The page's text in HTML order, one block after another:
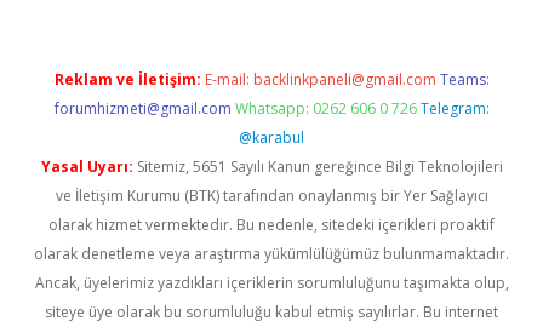
Reklam ve İletişim: E-mail: backlinkpaneli@gmail.com Teams:
forumhizmeti@gmail.com Whatsapp: 0262 606 0 726 Telegram:
@karabul
Yasal Uyarı: Sitemiz, 5651 Sayılı Kanun gereğince Bilgi Teknolojileri
ve İletişim Kurumu (BTK) tarafından onaylanmış bir Yer Sağlayıcı
olarak hizmet vermektedir. Bu nedenle, sitedeki içerikleri proaktif
olarak denetleme veya araştırma yükümlülüğümüz bulunmamaktadır.
Ancak, üyelerimiz yazdıkları içeriklerin sorumluluğunu taşımakta olup,
siteye üye olarak bu sorumluluğu kabul etmiş sayılırlar. Bu internet